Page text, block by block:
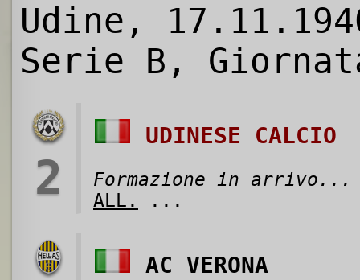
Udine,
Serie B,
2
UDINESE CALCIO
Formazione in arrivo...
ALL.
...
AC VERONA